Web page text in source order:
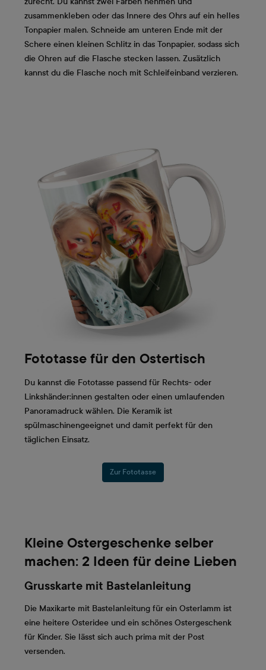
zusammenkleben oder das Innere des Ohrs auf ein helles
Tonpapier malen. Schneide am unteren Ende mit der
Schere einen kleinen Schlitz in das Tonpapier, sodass sich
die Ohren auf die Flasche stecken lassen. Zusätzlich
kannst du die Flasche noch mit Schleifeinband verzieren.
Fototasse für den Ostertisch
Du kannst die Fototasse passend für Rechts- oder
Linkshänder:innen gestalten oder einen umlaufenden
Panoramadruck wählen. Die Keramik ist
spülmaschinengeeignet und damit perfekt für den
täglichen Einsatz.
Zur Fototasse
Kleine Ostergeschenke selber
machen: 2 Ideen für deine Lieben
Grusskarte mit Bastelanleitung
Die Maxikarte mit Bastelanleitung für ein Osterlamm ist
eine heitere Osteridee und ein schönes Ostergeschenk
für Kinder. Sie lässt sich auch prima mit der Post
versenden.